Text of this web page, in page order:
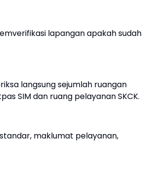
lapangan apakah sudah
langsung sejumlah ruangan
SIM dan ruang pelayanan SKCK.
maklumat pelayanan,